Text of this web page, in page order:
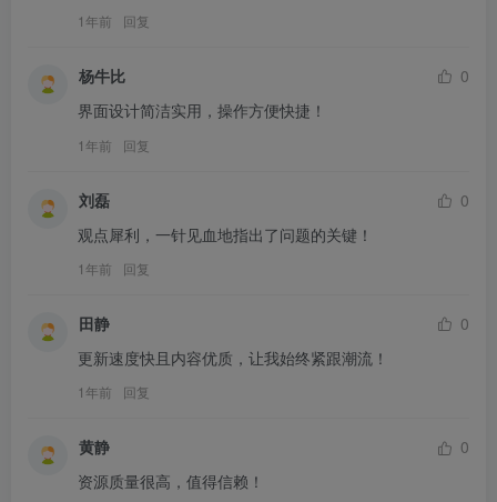
1年前 回复
杨牛比
0
界面设计简洁实用，操作方便快捷！
1年前 回复
刘磊
0
观点犀利，一针见血地指出了问题的关键！
1年前 回复
田静
0
更新速度快且内容优质，让我始终紧跟潮流！
1年前 回复
黄静
0
资源质量很高，值得信赖！